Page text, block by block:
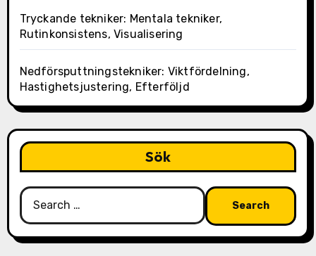
Tryckande tekniker: Mentala tekniker,
Rutinkonsistens, Visualisering
Nedförsputtningstekniker: Viktfördelning,
Hastighetsjustering, Efterföljd
Sök
Search
for: